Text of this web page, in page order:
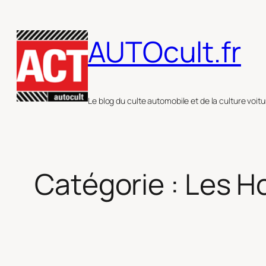
au
contenu
AUTOcult.fr
Le blog du culte automobile et de la culture
Catégorie : Les